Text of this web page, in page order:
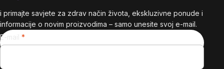
i primajte savjete za zdrav način života, ekskluzivne ponude i
informacije o novim proizvodima – samo unesite svoj e-mail.
E-mail